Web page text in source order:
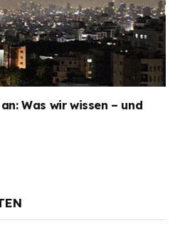
Was wir wissen – und